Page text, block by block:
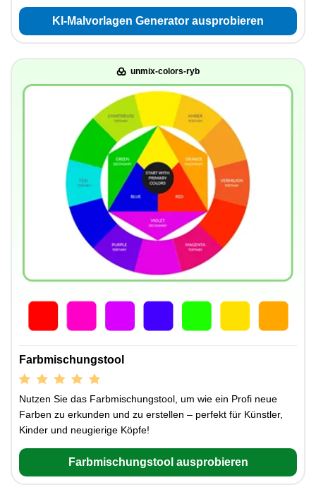
KI-Malvorlagen Generator ausprobieren
unmix-colors-ryb
Farbmischungstool
Nutzen Sie das Farbmischungstool, um wie ein Profi neue
Farben zu erkunden und zu erstellen – perfekt für Künstler,
Kinder und neugierige Köpfe!
Farbmischungstool ausprobieren